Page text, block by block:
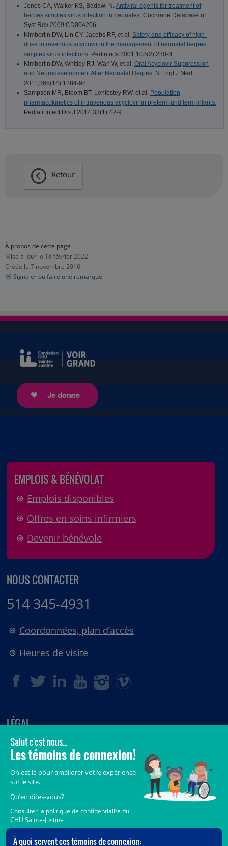
Jones CA, Walker KS, Badawi N.Antiviral agents for treatment of
herpes simplex virus infection in neonates. Cochrane Database of
Syst Rev 2009:CD004206.
Kimberlin DW, Lin CY, Jacobs RF, et al. Safety and efficacy of high-
dose intravenous acyclovir in the management of neonatal herpes
simplex virus infections. Pediatrics 2001;108(2):230-8.
Kimberlin DW, Whitley RJ, Wan W, et al. Oral Acyclovir Suppression
and Neurodevelopment After Neonatal Herpes. N Engl J Med
2011;365(14):1284-92.
Sampson MR, Bloom BT, Lenfestey RW, et al. Population
pharmacokinetics of intravenous acyclovir in preterm and term infants.
Pediatr Infect Dis J 2014;33(1):42-9.
Retour
À propos de cette page
Mise à jour le 18 février 2022
Créée le 7 novembre 2016
Signaler ou faire une remarque
EMPLOIS & BÉNÉVOLAT
Emplois disponibles
Offres en soins infirmiers
Devenir bénévole
NOUS CONTACTER
514 345-4931
Coordonnées, plan d’accès
Heures de visite
LÉGAL
© 2006-2026CHU Sainte-Justine.
Tous droits réservés.
Crédits
Accès aux documents des organismes publics